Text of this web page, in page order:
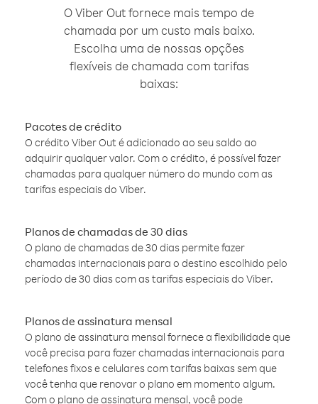
O Viber Out fornece mais tempo de
chamada por um custo mais baixo.
Escolha uma de nossas opções
flexíveis de chamada com tarifas
baixas:
Pacotes de crédito
O crédito Viber Out é adicionado ao seu saldo ao
adquirir qualquer valor. Com o crédito, é possível fazer
chamadas para qualquer número do mundo com as
tarifas especiais do Viber.
Planos de chamadas de 30 dias
O plano de chamadas de 30 dias permite fazer
chamadas internacionais para o destino escolhido pelo
período de 30 dias com as tarifas especiais do Viber.
Planos de assinatura mensal
O plano de assinatura mensal fornece a flexibilidade que
você precisa para fazer chamadas internacionais para
telefones fixos e celulares com tarifas baixas sem que
você tenha que renovar o plano em momento algum.
Com o plano de assinatura mensal, você pode